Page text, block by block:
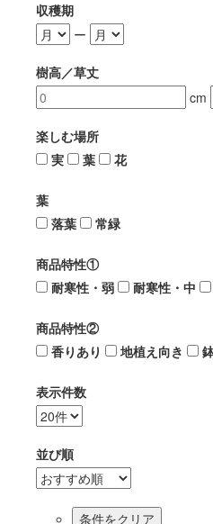
収穫期
ー
樹高／草丈
cm
楽しむ場所
実
葉 花
葉
落葉
常緑
商品特性①
耐寒性・弱
耐寒性・中
商品特性②
香りあり
地植え向き
表示件数
並び順